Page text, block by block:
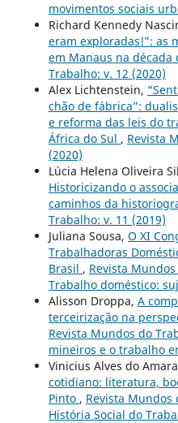
movimentos sociais
Richard Kennedy
eram exploradas!”: as
em Manaus na década
Trabalho: v. 12 (2020)
Alex Lichtenstein,
chão de fábrica”:
e reforma das leis do
África do Sul , Revista
(2020)
Lúcia Helena Oliveira
Historicizando o
caminhos da
Trabalho: v. 11 (2019)
Juliana Sousa, O XI
Trabalhadoras
Brasil , Revista
Trabalho doméstico:
Alisson Droppa, A
terceirização na
Revista Mundos do
mineiros e o trabalho
Vinicius Alves do
cotidiano: literatura,
Pinto , Revista Mundos
História Social do